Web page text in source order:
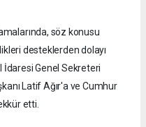
söz konusu
desteklerden dolayı
İdaresi Genel Sekreteri
Latif Ağır'a ve Cumhur
etti.